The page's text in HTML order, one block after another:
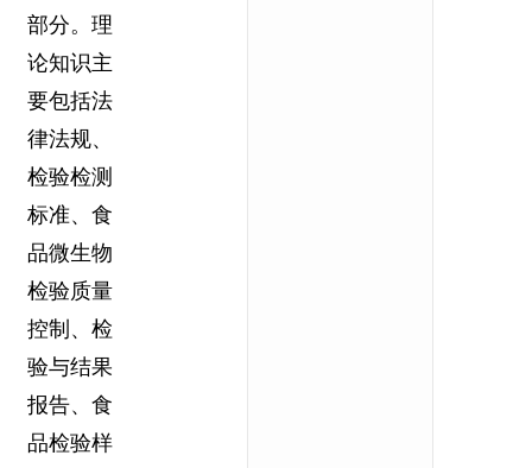
部分。理
论知识主
要包括法
律法规、
检验检测
标准、食
品微生物
检验质量
控制、检
验与结果
报告、食
品检验样